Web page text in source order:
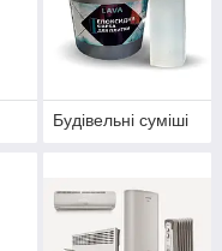
Будівельні суміші